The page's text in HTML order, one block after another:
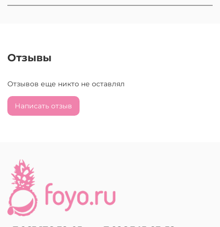
Отзывы
Отзывов еще никто не оставлял
Написать отзыв